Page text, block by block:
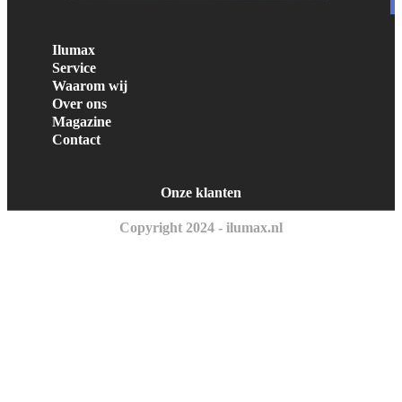
Ilumax
Service
Waarom wij
Over ons
Magazine
Contact
Onze klanten
Copyright 2024 - ilumax.nl